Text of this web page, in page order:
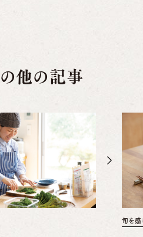
他の記事
旬を感